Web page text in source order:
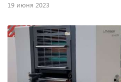
19 июня 2023
многофункциональная линия
производства китайской
монтаж и ввод в эксплуатацию
компании “Терем”.